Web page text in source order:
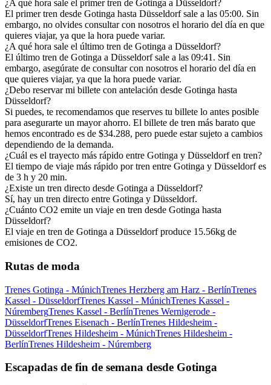
¿A qué hora sale el primer tren de Gotinga a Düsseldorf?
El primer tren desde Gotinga hasta Düsseldorf sale a las 05:00. Sin
embargo, no olvides consultar con nosotros el horario del día en que
quieres viajar, ya que la hora puede variar.
¿A qué hora sale el último tren de Gotinga a Düsseldorf?
El último tren de Gotinga a Düsseldorf sale a las 09:41. Sin
embargo, asegúrate de consultar con nosotros el horario del día en
que quieres viajar, ya que la hora puede variar.
¿Debo reservar mi billete con antelación desde Gotinga hasta
Düsseldorf?
Si puedes, te recomendamos que reserves tu billete lo antes posible
para asegurarte un mayor ahorro. El billete de tren más barato que
hemos encontrado es de $34.288, pero puede estar sujeto a cambios
dependiendo de la demanda.
¿Cuál es el trayecto más rápido entre Gotinga y Düsseldorf en tren?
El tiempo de viaje más rápido por tren entre Gotinga y Düsseldorf es
de 3 h y 20 min.
¿Existe un tren directo desde Gotinga a Düsseldorf?
Sí, hay un tren directo entre Gotinga y Düsseldorf.
¿Cuánto CO2 emite un viaje en tren desde Gotinga hasta
Düsseldorf?
El viaje en tren de Gotinga a Düsseldorf produce 15.56kg de
emisiones de CO2.
Rutas de moda
Trenes Gotinga - MúnichTrenes Herzberg am Harz - BerlínTrenes
Kassel - DüsseldorfTrenes Kassel - MúnichTrenes Kassel -
NúrembergTrenes Kassel - BerlínTrenes Wernigerode -
DüsseldorfTrenes Eisenach - BerlínTrenes Hildesheim -
DüsseldorfTrenes Hildesheim - MúnichTrenes Hildesheim -
BerlínTrenes Hildesheim - Núremberg
Escapadas de fin de semana desde Gotinga